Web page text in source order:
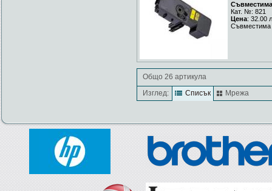
Съвместима
Кат. №: 821
Цена: 32.00
Съвместима
Общо 26 артикула
Изглед:
Списък Мрежа